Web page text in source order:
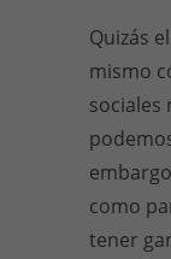
Quizás
mismo
sociales
como
tener